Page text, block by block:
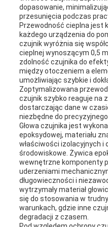
dopasowanie,
przesunięcia podczas
Przewodność cieplna jest
każdego urządzenia do
czujnik wyróżnia się
cieplnej wynoszącym 0,5
zdolność czujnika do
między otoczeniem a
umożliwiając szybkie i
Zoptymalizowana
czujnik szybko reaguje na
dostarczając dane w
niezbędne do
Głowa czujnika jest
epoksydowej, materiału
właściwości izolacyjnych i
środowiskowe. Żywica
wewnętrzne komponenty
uderzeniami
długowieczności i
wytrzymały materiał
się do stosowania w
warunkach, gdzie inne
degradacji z czasem.